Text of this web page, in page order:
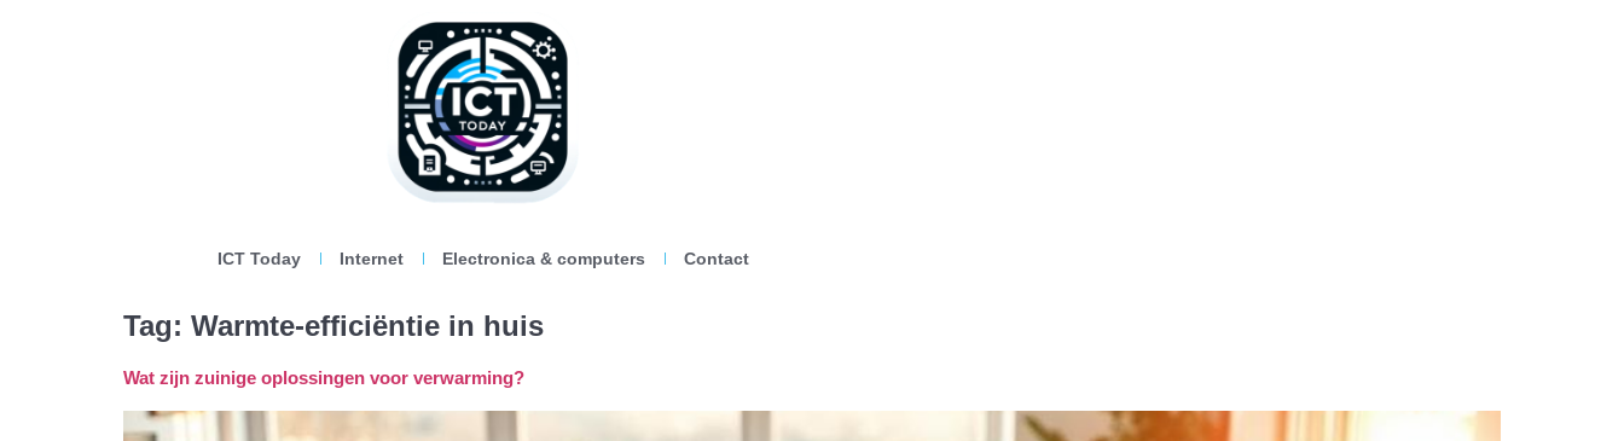
ICT Today Internet Electronica & computers Contact
Tag: Warmte-efficiëntie in huis
Wat zijn zuinige oplossingen voor verwarming?